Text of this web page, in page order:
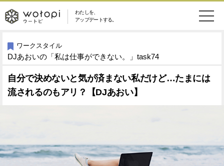
わたしを、
アップデートする。
wotopi
-
ウ
ー
ピ
メ
ニ
ュ
ー
恋愛・結婚
美容・コスメ 妊娠・出産
健康
ワークスタイル
DJあおいの「私は仕事ができない。」task74
自分で決めないと気が済まない私だけど…たまには
流されるのもアリ？【DJあおい】